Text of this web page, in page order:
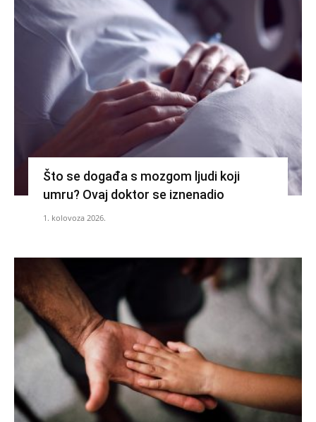
Što se događa s mozgom ljudi koji
umru? Ovaj doktor se iznenadio
1. kolovoza 2026.